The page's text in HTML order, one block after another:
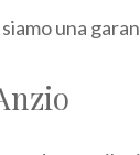
una